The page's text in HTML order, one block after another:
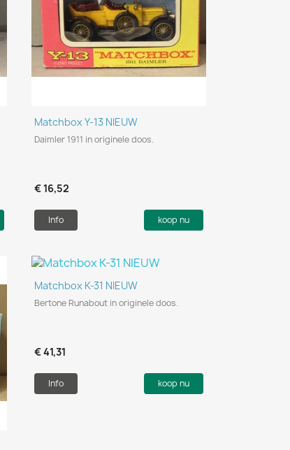
Snel bekijken
Matchbox Y-13 NIEUW
Daimler 1911 in originele doos.
€ 16,52
Info koop nu
Snel bekijken
Matchbox K-31 NIEUW
Bertone Runabout in originele doos.
€ 41,31
Info koop nu